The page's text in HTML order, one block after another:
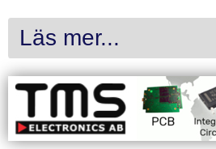
Läs mer...